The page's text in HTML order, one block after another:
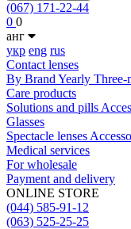
(067) 171-22-44
0 0
анг
укр eng rus
Contact lenses
By Brand Yearly Three-
Care products
Solutions and pills
Glasses
Spectacle lenses
Medical services
For wholesale
Payment and delivery
ONLINE STORE
(044) 585-91-12
(063) 525-25-25